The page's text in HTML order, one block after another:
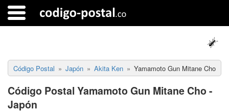
Código Postal Japón Akita Ken Yamamoto Gun Mitane Cho
Código Postal Yamamoto Gun Mitane Cho -
Japón